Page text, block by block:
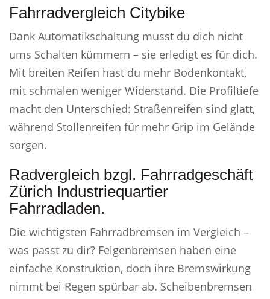
Fahrradvergleich Citybike
Dank Automatikschaltung musst du dich nicht
ums Schalten kümmern – sie erledigt es für dich.
Mit breiten Reifen hast du mehr Bodenkontakt,
mit schmalen weniger Widerstand. Die Profiltiefe
macht den Unterschied: Straßenreifen sind glatt,
während Stollenreifen für mehr Grip im Gelände
sorgen.
Radvergleich bzgl. Fahrradgeschäft
Zürich Industriequartier
Fahrradladen.
Die wichtigsten Fahrradbremsen im Vergleich –
was passt zu dir? Felgenbremsen haben eine
einfache Konstruktion, doch ihre Bremswirkung
nimmt bei Regen spürbar ab. Scheibenbremsen